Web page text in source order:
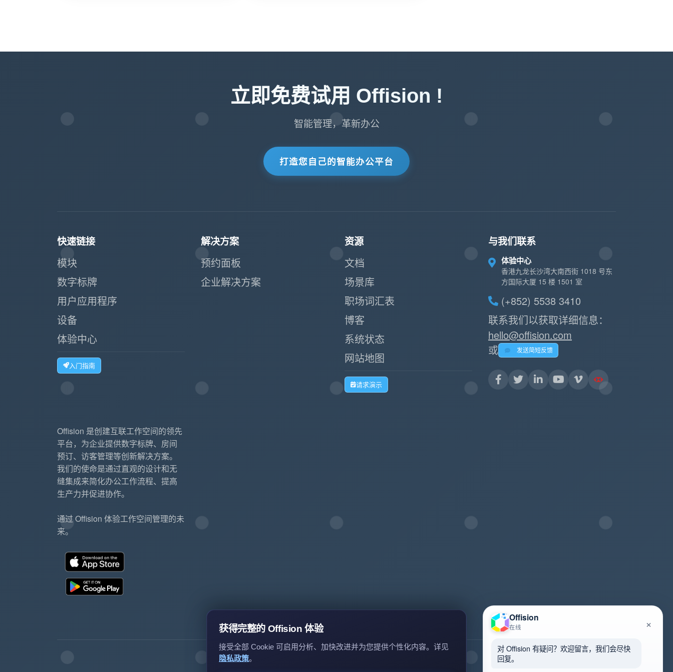
立即免费试用 Offision !
智能管理，革新办公
打造您自己的智能办公平台
快速链接
模块
数字标牌
用户应用程序
设备
体验中心
入门指南
解决方案
预约面板
企业解决方案
资源
文档
场景库
职场词汇表
博客
系统状态
网站地图
请求演示
与我们联系
体验中心
香港九龙长沙湾大南西街 1018 号东
方国际大厦 15 楼 1501 室
(+852) 5538 3410
联系我们以获取详细信息：
hello@offision.com
或
发送简短反馈
Offision 是创建互联工作空间的领先
平台，为企业提供数字标牌、房间
预订、访客管理等创新解决方案。
我们的使命是通过直观的设计和无
缝集成来简化办公工作流程、提高
生产力并促进协作。
通过 Offision 体验工作空间管理的未
来。
Offision
在线 ×
对 Offision 有疑问？欢迎留言，我们会尽快
回复。
获得完整的 Offision 体验
接受全部 Cookie 可启用分析、加快改进并为您提供个性化内容。详见
隐私政策。